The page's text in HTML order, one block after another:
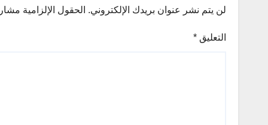
لن يتم نشر عنوان بريدك الإلكتروني. الحقول الإلزامية مشار
التعليق *